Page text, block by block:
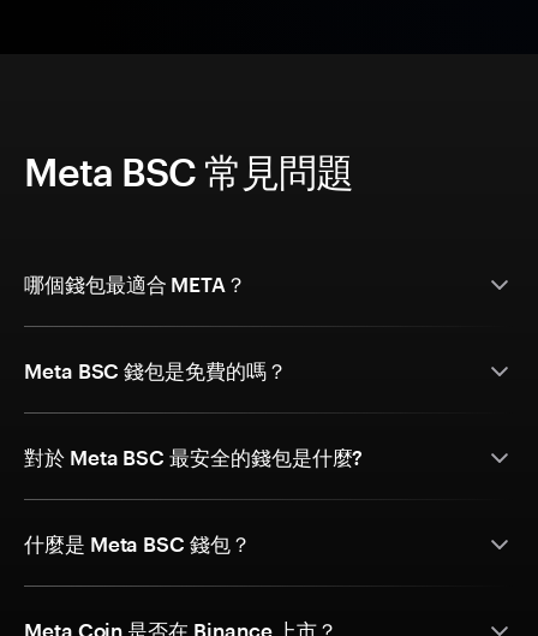
Meta BSC 常見問題
哪個錢包最適合 META？
Meta BSC 錢包是免費的嗎？
對於 Meta BSC 最安全的錢包是什麼?
什麼是 Meta BSC 錢包？
Meta Coin 是否在 Binance 上市？